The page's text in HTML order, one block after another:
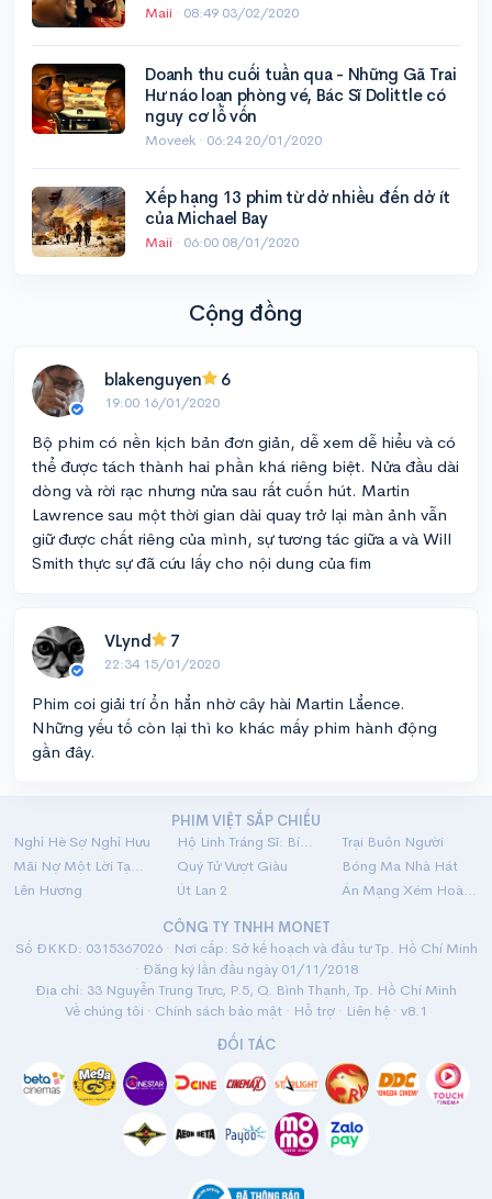
Maii · 08:49 03/02/2020
Doanh thu cuối tuần qua - Những Gã Trai
Hư náo loạn phòng vé, Bác Sĩ Dolittle có
nguy cơ lỗ vốn
Moveek · 06:24 20/01/2020
Xếp hạng 13 phim từ dở nhiều đến dở ít
của Michael Bay
Maii · 06:00 08/01/2020
Cộng đồng
blakenguyen 6
19:00 16/01/2020
Bộ phim có nền kịch bản đơn giản, dễ xem dễ hiểu và có
thể được tách thành hai phần khá riêng biệt. Nửa đầu dài
dòng và rời rạc nhưng nửa sau rất cuốn hút. Martin
Lawrence sau một thời gian dài quay trở lại màn ảnh vẫn
giữ được chất riêng của mình, sự tương tác giữa a và Will
Smith thực sự đã cứu lấy cho nội dung của fim
VLynd 7
22:34 15/01/2020
Phim coi giải trí ổn hẳn nhờ cây hài Martin Lẳence.
Những yếu tố còn lại thì ko khác mấy phim hành động
gần đây.
PHIM VIỆT SẮP CHIẾU
Nghỉ Hè Sợ Nghỉ Hưu
Hộ Linh Tráng Sĩ: Bí Ẩn Mộ Vua Đinh
Trại Buôn Người
Mãi Nợ Một Lời Tạm Biệt
Quý Tử Vượt Giàu
Bóng Ma Nhà Hát
Lên Hương
Út Lan 2
Án Mạng Xém Hoàn Hảo
CÔNG TY TNHH MONET
Số ĐKKD: 0315367026 · Nơi cấp: Sở kế hoạch và đầu tư Tp. Hồ Chí Minh
· Đăng ký lần đầu ngày 01/11/2018
Địa chỉ: 33 Nguyễn Trung Trực, P.5, Q. Bình Thạnh, Tp. Hồ Chí Minh
Về chúng tôi · Chính sách bảo mật · Hỗ trợ · Liên hệ · v8.1
ĐỐI TÁC